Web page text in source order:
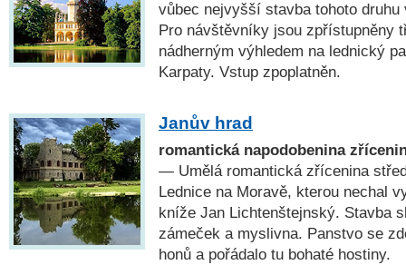
vůbec nejvyšší stavba tohoto
Pro návštěvníky jsou zpřístupněny
nádherným výhledem na lednický
Karpaty. Vstup zpoplatněn.
Janův hrad
romantická napodobenina
— Umělá romantická zřícenina
Lednice na Moravě, kterou nechal
kníže Jan Lichtenštejnský. Stavba
zámeček a myslivna. Panstvo se
honů a pořádalo tu bohaté hostiny.